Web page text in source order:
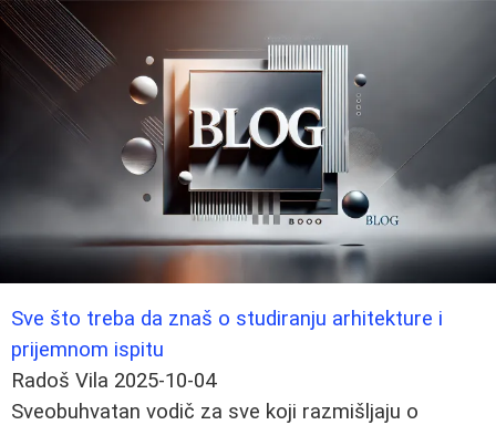
Sve što treba da znaš o studiranju arhitekture i
prijemnom ispitu
Radoš Vila 2025-10-04
Sveobuhvatan vodič za sve koji razmišljaju o